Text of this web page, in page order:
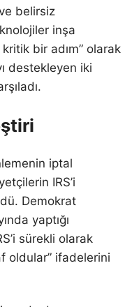
belirsiz
inşa
bir adım” olarak
destekleyen iki
iptal
IRS’i
Demokrat
yaptığı
sürekli olarak
oldular” ifadelerini